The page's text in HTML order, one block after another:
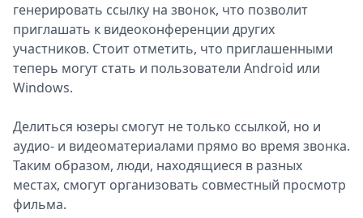
генерировать ссылку на звонок, что позволит
приглашать к видеоконференции других
участников. Стоит отметить, что приглашенными
теперь могут стать и пользователи Android или
Windows.
Делиться юзеры смогут не только ссылкой, но и
аудио- и видеоматериалами прямо во время звонка.
Таким образом, люди, находящиеся в разных
местах, смогут организовать совместный просмотр
фильма.